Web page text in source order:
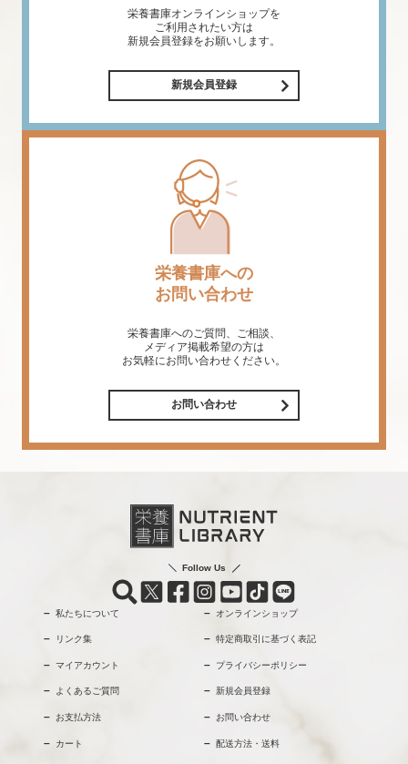
栄養書庫オンラインショップを
ご利用されたい方は
新規会員登録をお願いします。
新規会員登録
栄養書庫への
お問い合わせ
栄養書庫へのご質問、ご相談、
メディア掲載希望の方は
お気軽にお問い合わせください。
お問い合わせ
Follow Us
私たちについて オンラインショップ
リンク集 特定商取引に基づく表記
マイアカウント プライバシーポリシー
よくあるご質問 新規会員登録
お支払方法 お問い合わせ
カート 配送方法・送料